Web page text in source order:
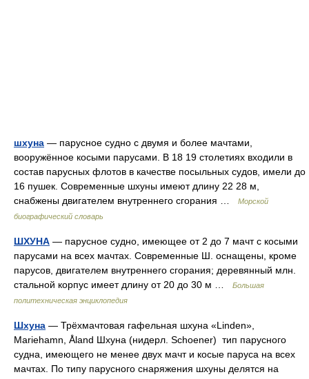
шхуна — парусное судно с двумя и более мачтами,
вооружённое косыми парусами. В 18 19 столетиях входили в
состав парусных флотов в качестве посыльных судов, имели до
16 пушек. Современные шхуны имеют длину 22 28 м,
снабжены двигателем внутреннего сгорания …
Морской
биографический словарь
ШХУНА — парусное судно, имеющее от 2 до 7 мачт с косыми
парусами на всех мачтах. Современные Ш. оснащены, кроме
парусов, двигателем внутреннего сгорания; деревянный млн.
стальной корпус имеет длину от 20 до 30 м …
Большая
политехническая энциклопедия
Шхуна — Трёхмачтовая гафельная шхуна «Linden»,
Mariehamn, Åland Шхуна (нидерл. Schoener) тип парусного
судна, имеющего не менее двух мачт и косые паруса на всех
мачтах. По типу парусного снаряжения шхуны делятся на